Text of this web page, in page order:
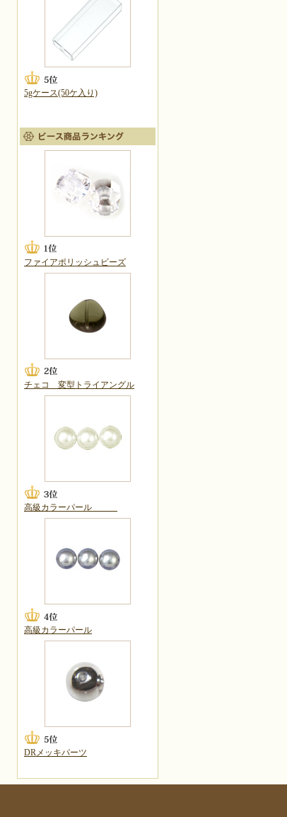
5gケース(50ケ入り)
ファイアポリッシュビーズ
チェコ 変型トライアングル
高級カラーパール
高級カラーパール
DRメッキパーツ